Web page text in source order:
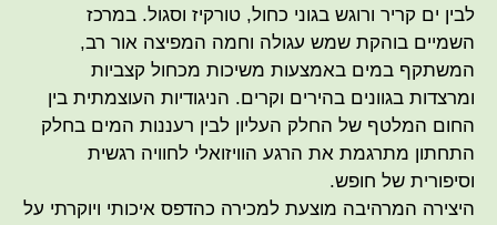
לבין ים קריר ורוגש בגוני כחול, טורקיז וסגול. במרכז
השמיים בוהקת שמש עגולה וחמה המפיצה אור רב,
המשתקף במים באמצעות משיכות מכחול קצביות
ומרצדות בגוונים בהירים וקרים. הניגודיות העוצמתית בין
החום המלטף של החלק העליון לבין רעננות המים בחלק
התחתון מתרגמת את הרגע הוויזואלי לחוויה רגשית
וסיפורית של חופש.
היצירה המרהיבה מוצעת למכירה כהדפס איכותי ויוקרתי על